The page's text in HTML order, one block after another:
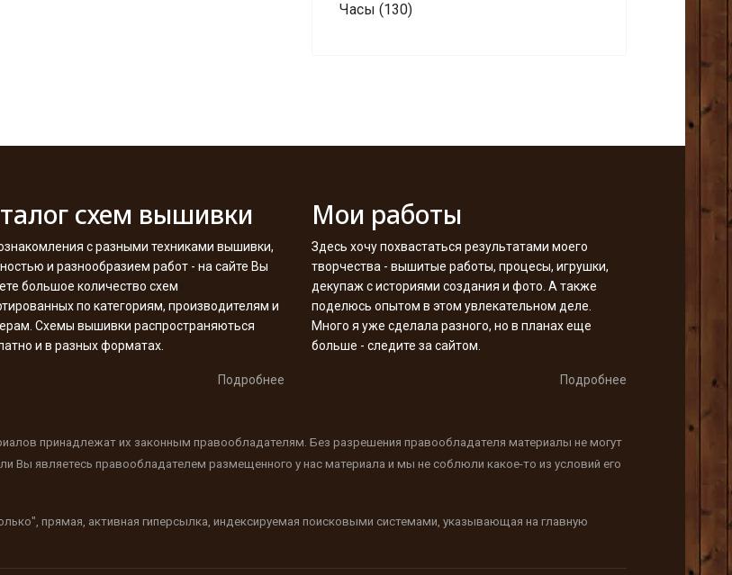
Часы (130)
схем вышивки
с разными техниками вышивки,
и разнообразием работ - на сайте Вы
большое количество схем
по категориям, производителям и
Схемы вышивки распространяються
и в разных форматах.
Подробнее
Мои работы
Здесь хочу похвастаться результатами моего
творчества - вышитые работы, процесы, игрушки,
декупаж с историями создания и фото. А также
поделюсь опытом в этом увлекательном деле.
Много я уже сделала разного, но в планах еще
больше - следите за сайтом.
Подробнее
принадлежат их законным правообладателям. Без разрешения правообладателя материалы не могут
Вы являетесь правообладателем размещенного у нас материала и мы не соблюли какое-то из условий его
прямая, активная гиперсылка, индексируемая поисковыми системами, указывающая на главную